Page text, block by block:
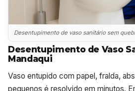
Desentupimento de vaso sanitário sem
Desentupimento de Vaso
Mandaqui
Vaso entupido com papel, fralda,
pequenos é resolvido em minutos.